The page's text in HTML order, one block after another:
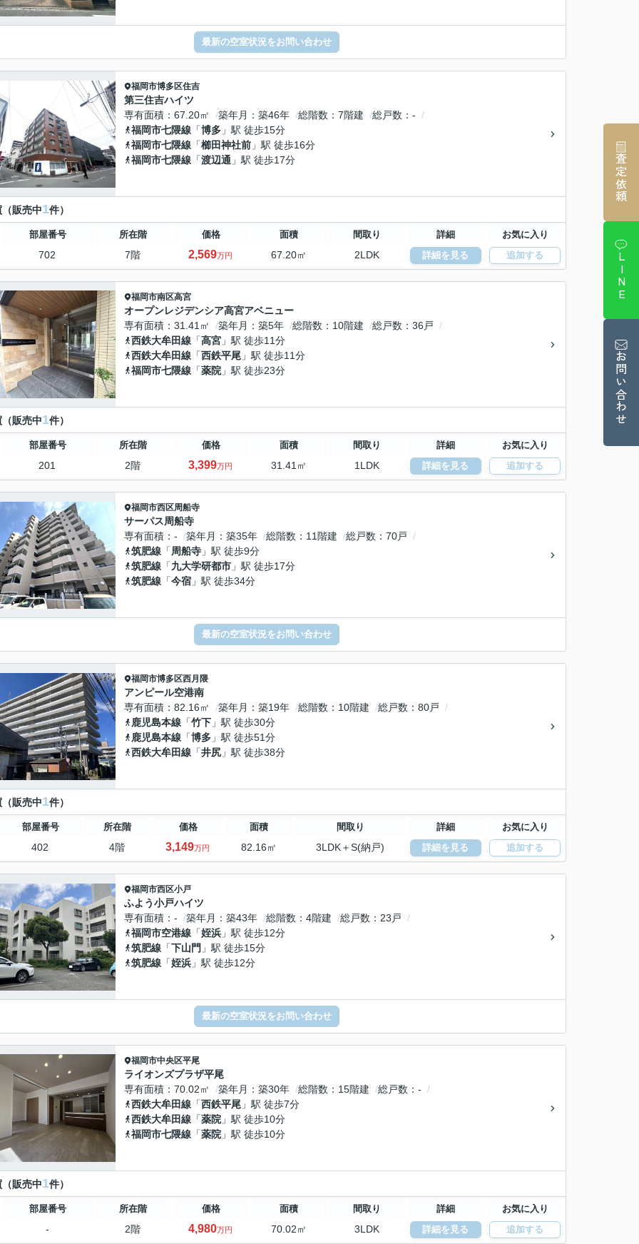
最新の空室状況をお問い合わせ
福岡市博多区住吉
第三住吉ハイツ
専有面積
67.20㎡ 築年月 築46年 総階数 7階建 総戸数
-
福岡市七隈線 「博多 」駅 徒歩15分
福岡市七隈線 「櫛田神社前 」駅 徒歩16分
福岡市七隈線 「渡辺通 」駅 徒歩17分
販売中1件）
部屋番号 所在階 価格 面積 間取り 詳細 お気に入り
702 7階 2,569万円 67.20㎡ 2LDK 詳細を見る 追加する
福岡市南区高宮
オープンレジデンシア高宮アベニュー
専有面積
31.41㎡ 築年月 築5年 総階数 10階建 総戸数
36戸
西鉄大牟田線 「高宮 」駅 徒歩11分
西鉄大牟田線 「西鉄平尾 」駅 徒歩11分
福岡市七隈線 「薬院 」駅 徒歩23分
販売中1件）
部屋番号 所在階 価格 面積 間取り 詳細 お気に入り
201 2階 3,399万円 31.41㎡ 1LDK 詳細を見る 追加する
福岡市西区周船寺
サーパス周船寺
専有面積
- 築年月 築35年 総階数 11階建 総戸数
70戸
筑肥線 「周船寺 」駅 徒歩9分
筑肥線 「九大学研都市 」駅 徒歩17分
筑肥線 「今宿 」駅 徒歩34分
最新の空室状況をお問い合わせ
福岡市博多区西月隈
アンピール空港南
専有面積
82.16㎡ 築年月 築19年 総階数 10階建 総戸数
80戸
鹿児島本線 「竹下 」駅 徒歩30分
鹿児島本線 「博多 」駅 徒歩51分
西鉄大牟田線 「井尻 」駅 徒歩38分
販売中1件）
部屋番号 所在階 価格 面積 間取り 詳細 お気に入り
402 4階 3,149万円 82.16㎡ 3LDK＋S(納戸) 詳細を見る 追加する
福岡市西区小戸
ふよう小戸ハイツ
専有面積
- 築年月 築43年 総階数 4階建 総戸数
23戸
福岡市空港線 「姪浜 」駅 徒歩12分
筑肥線 「下山門 」駅 徒歩15分
筑肥線 「姪浜 」駅 徒歩12分
最新の空室状況をお問い合わせ
福岡市中央区平尾
ライオンズプラザ平尾
専有面積
70.02㎡ 築年月 築30年 総階数 15階建 総戸数
-
西鉄大牟田線 「西鉄平尾 」駅 徒歩7分
西鉄大牟田線 「薬院 」駅 徒歩10分
福岡市七隈線 「薬院 」駅 徒歩10分
販売中1件）
部屋番号 所在階 価格 面積 間取り 詳細 お気に入り
- 2階 4,980万円 70.02㎡ 3LDK 詳細を見る 追加する
査定依頼
LINE
お問い合わせ